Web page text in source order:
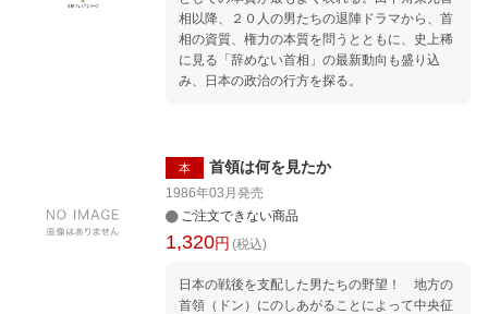
相以降、２０人の男たちの退陣ドラマから、首
相の資質、権力の本質を問うとともに、史上稀
に見る「辞めない首相」の最新動向も盛り込
み、日本の政治の行方を探る。
本 首領は何を見たか
1986年03月 発売
ご注文できない商品
1,320円 (税込)
日本の戦後を支配した男たちの野望！ 地方の
首領（ドン）にのしあがることによって中央征